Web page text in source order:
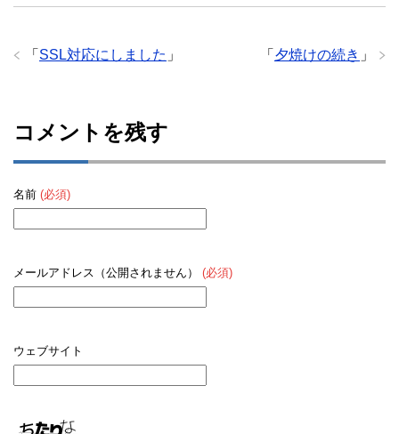
「 夕焼けの続き 」
「 SSL対応にしました 」
コメントを残す
名前 (必須)
メールアドレス（公開されません） (必須)
ウェブサイト